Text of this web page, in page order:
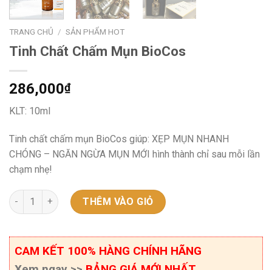
TRANG CHỦ / SẢN PHẨM HOT
Tinh Chất Chấm Mụn BioCos
286,000₫
KLT: 10ml
Tinh chất chấm mụn BioCos giúp: XẸP MỤN NHANH
CHÓNG – NGĂN NGỪA MỤN MỚI hình thành chỉ sau mỗi lần
chạm nhẹ!
Tinh Chất Chấm Mụn BioCos số lượng
THÊM VÀO GIỎ
CAM KẾT 100% HÀNG CHÍNH HÃNG